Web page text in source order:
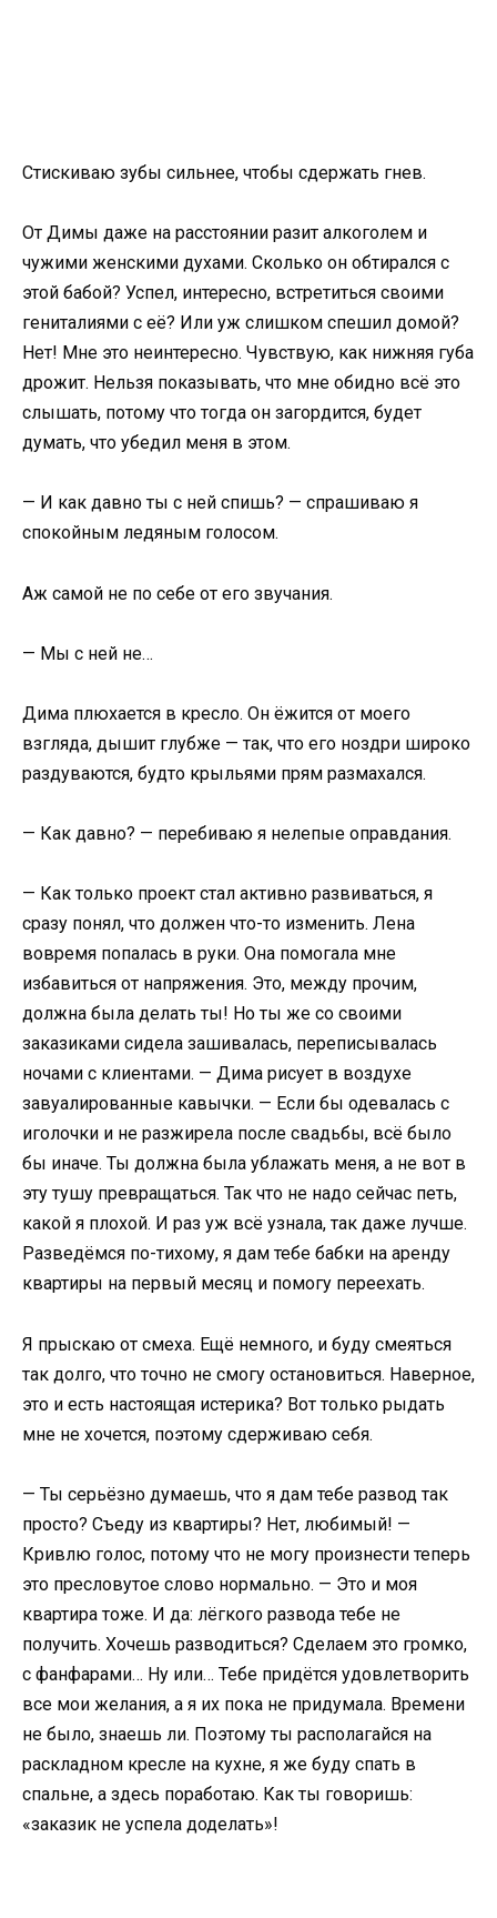
Стискиваю зубы сильнее, чтобы сдержать гнев.
От Димы даже на расстоянии разит алкоголем и
чужими женскими духами. Сколько он обтирался с
этой бабой? Успел, интересно, встретиться своими
гениталиями с её? Или уж слишком спешил домой?
Нет! Мне это неинтересно. Чувствую, как нижняя губа
дрожит. Нельзя показывать, что мне обидно всё это
слышать, потому что тогда он загордится, будет
думать, что убедил меня в этом.
— И как давно ты с ней спишь? — спрашиваю я
спокойным ледяным голосом.
Аж самой не по себе от его звучания.
— Мы с ней не…
Дима плюхается в кресло. Он ёжится от моего
взгляда, дышит глубже — так, что его ноздри широко
раздуваются, будто крыльями прям размахался.
— Как давно? — перебиваю я нелепые оправдания.
— Как только проект стал активно развиваться, я
сразу понял, что должен что-то изменить. Лена
вовремя попалась в руки. Она помогала мне
избавиться от напряжения. Это, между прочим,
должна была делать ты! Но ты же со своими
заказиками сидела зашивалась, переписывалась
ночами с клиентами. — Дима рисует в воздухе
завуалированные кавычки. — Если бы одевалась с
иголочки и не разжирела после свадьбы, всё было
бы иначе. Ты должна была ублажать меня, а не вот в
эту тушу превращаться. Так что не надо сейчас петь,
какой я плохой. И раз уж всё узнала, так даже лучше.
Разведёмся по-тихому, я дам тебе бабки на аренду
квартиры на первый месяц и помогу переехать.
Я прыскаю от смеха. Ещё немного, и буду смеяться
так долго, что точно не смогу остановиться. Наверное,
это и есть настоящая истерика? Вот только рыдать
мне не хочется, поэтому сдерживаю себя.
— Ты серьёзно думаешь, что я дам тебе развод так
просто? Съеду из квартиры? Нет, любимый! —
Кривлю голос, потому что не могу произнести теперь
это пресловутое слово нормально. — Это и моя
квартира тоже. И да: лёгкого развода тебе не
получить. Хочешь разводиться? Сделаем это громко,
с фанфарами… Ну или… Тебе придётся удовлетворить
все мои желания, а я их пока не придумала. Времени
не было, знаешь ли. Поэтому ты располагайся на
раскладном кресле на кухне, я же буду спать в
спальне, а здесь поработаю. Как ты говоришь:
«заказик не успела доделать»!